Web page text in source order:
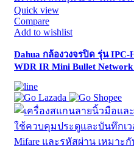
Quick view
Compare
Add to wishlist
Dahua กล้องวงจรปิด รุ่น IPC-
WDR IR Mini Bullet